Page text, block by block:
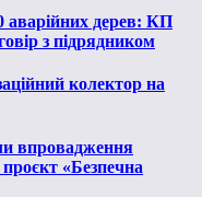
аварійних дерев: КП
з підрядником
колектор на
впровадження
«Безпечна